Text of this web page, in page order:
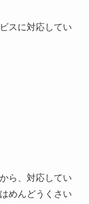
スに対応してい
ら、対応してい
めんどうくさい